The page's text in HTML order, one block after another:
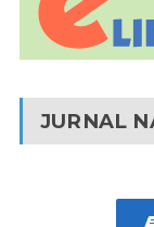
JURNAL